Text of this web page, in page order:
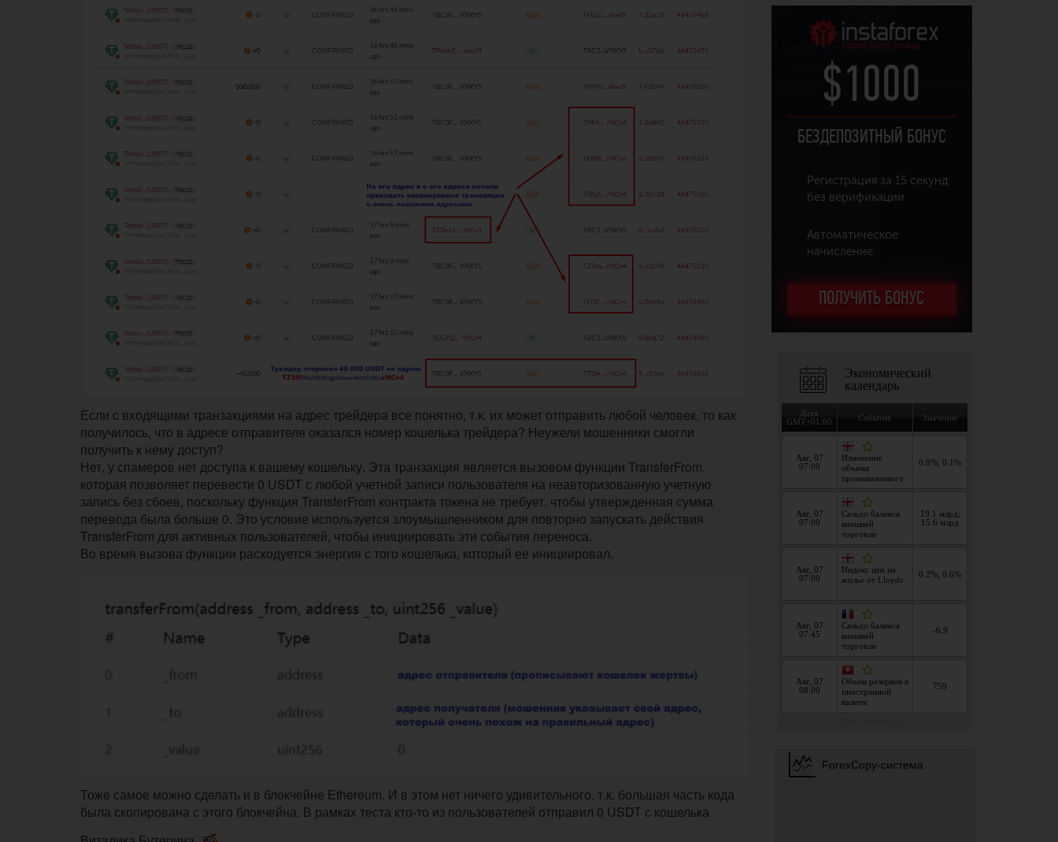
$1000
БЕЗДЕПОЗИТНЫЙ БОНУС
Регистрация за 15 секунд
без верификации
Автоматическое
начисление
ПОЛУЧИТЬ БОНУС
Если с входящими транзакциями на адрес трейдера все понятно, т.к. их может отправить любой человек, то как
получилось, что в адресе отправителя оказался номер кошелька трейдера? Неужели мошенники смогли
получить к нему доступ?
Нет, у спамеров нет доступа к вашему кошельку. Эта транзакция является вызовом функции TransferFrom,
которая позволяет перевести 0 USDT с любой учетной записи пользователя на неавторизованную учетную
запись без сбоев, поскольку функция TransferFrom контракта токена не требует, чтобы утвержденная сумма
перевода была больше 0. Это условие используется злоумышленником для повторно запускать действия
TransferFrom для активных пользователей, чтобы инициировать эти события переноса.
Во время вызова функции расходуется энергия с того кошелька, который ее инициировал.
Тоже самое можно сделать и в блокчейне Ethereum. И в этом нет ничего удивительного, т.к. большая часть кода
была скопирована с этого блокчейна. В рамках теста кто-то из пользователей отправил 0 USDT с кошелька